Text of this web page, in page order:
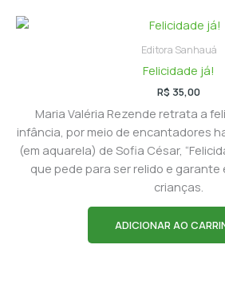
Editora Sanhauá
Felicidade já!
R$ 35,00
Maria Valéria Rezende retrata a
infância, por meio de encantadores
(em aquarela) de Sofia César,
que pede para ser relido e
crianças.
ADICIONAR AO